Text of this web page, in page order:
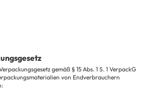
gemäß § 15 Abs. 1 S. 1 VerpackG
von Endverbrauchern